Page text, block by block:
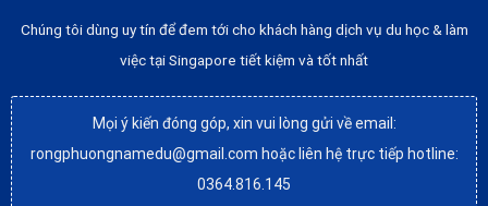
Chúng tôi dùng uy tín để đem tới cho khách hàng dịch vụ du học & làm
việc tại Singapore tiết kiệm và tốt nhất
Mọi ý kiến đóng góp, xin vui lòng gửi về email:
rongphuongnamedu@gmail.com hoặc liên hệ trực tiếp hotline:
0364.816.145